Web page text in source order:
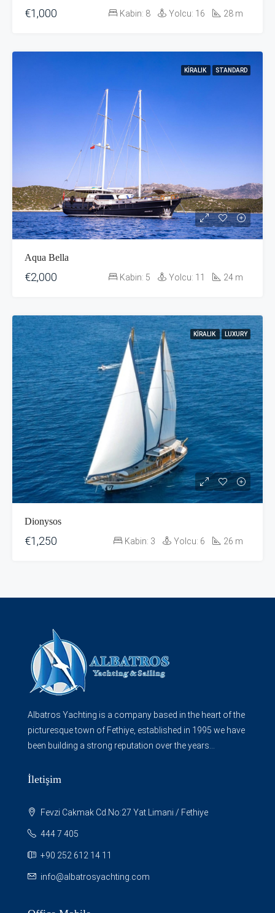
€1,000 Kabin: 8 Yolcu: 16 28 m
KIRALIK STANDARD
Aqua Bella
€2,000 Kabin: 5 Yolcu: 11 24 m
KIRALIK LUXURY
Dionysos
€1,250 Kabin: 3 Yolcu: 6 26 m
Albatros Yachting is a company based in the heart of the
picturesque town of Fethiye, established in 1995 we have
been building a strong reputation over the years...
İletişim
Fevzi Cakmak Cd.No:27 Yat Limani / Fethiye
444 7 405
+90 252 612 14 11
info@albatrosyachting.com